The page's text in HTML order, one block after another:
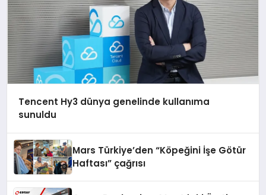
Tencent Hy3 dünya genelinde kullanıma
sunuldu
Mars Türkiye’den “Köpeğini İşe Götür
Haftası” çağrısı